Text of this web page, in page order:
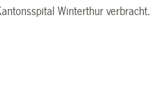
Winterthur verbracht.